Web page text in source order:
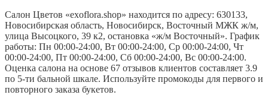
Салон Цветов «exoflora.shop» находится по адресу: 630133,
Новосибирская область, Новосибирск, Восточный МЖК ж/м,
улица Высоцкого, 39 к2, остановка «ж/м Восточный». График
работы: Пн 00:00-24:00, Вт 00:00-24:00, Ср 00:00-24:00, Чт
00:00-24:00, Пт 00:00-24:00, Сб 00:00-24:00, Вс 00:00-24:00.
Оценка салона на основе 67 отзывов клиентов составляет 3.9
по 5-ти бальной шкале. Используйте промокоды для первого и
повторного заказа букетов.